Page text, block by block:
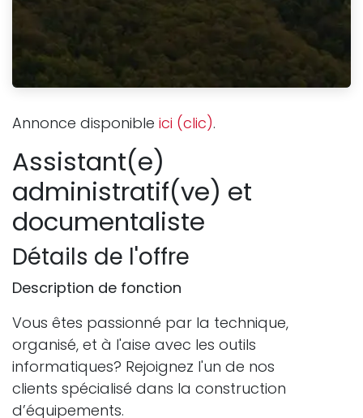
Annonce disponible ici (clic).
Assistant(e)
administratif(ve) et
documentaliste
Détails de l'offre
Description de fonction
Vous êtes passionné par la technique,
organisé, et à l'aise avec les outils
informatiques? Rejoignez l'un de nos
clients spécialisé dans la construction
d’équipements.